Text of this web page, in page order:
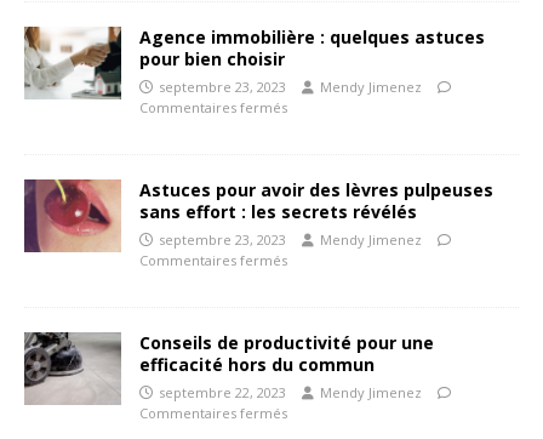
Agence immobilière : quelques astuces
pour bien choisir
septembre 23, 2023
Mendy Jimenez
Commentaires fermés
Astuces pour avoir des lèvres pulpeuses
sans effort : les secrets révélés
septembre 23, 2023
Mendy Jimenez
Commentaires fermés
Conseils de productivité pour une
efficacité hors du commun
septembre 22, 2023
Mendy Jimenez
Commentaires fermés